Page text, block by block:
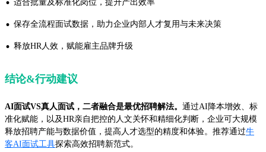
适合批量及标准化岗位，提升产出效率
· 保存全流程面试数据，助力企业内部人才复用与未来决策
· 释放HR人效，赋能雇主品牌升级
结论&行动建议
AI面试VS真人面试，二者融合是最优招聘解法。 通过AI降本增效、标
准化赋能，以及HR亲自把控的人文关怀和精细化判断，企业可大规模
释放招聘产能与数据价值，提高人才选型的精度和体验。推荐通过牛
客AI面试工具探索高效招聘新范式。